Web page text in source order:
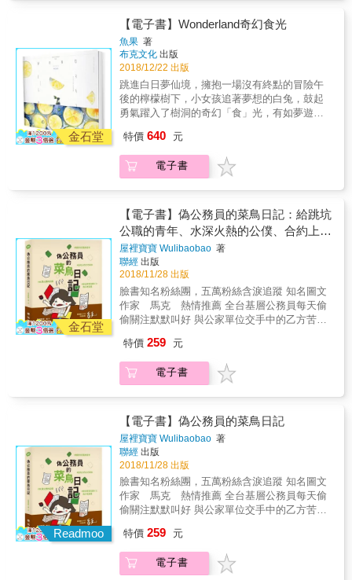
糊椒，烘烤出天馬行空的紋理 焦香的蓬鬆和扎
實，成為真摯的現實 && 夢想路上，每一頁料
理都是一場冒險 & 當你翻開《WONDERLAND
奇幻食光》的那一刻起，你也和我一起跳進了
樹洞的奇幻食光，繪本中 16 道料理插畫，每一
頁都是一場冒險，象徵著夢想路上的挫折、迷
惘和執著，在這裡想先和你分享其中幾道冒險
美食，一起讓靈感飛翔吧！ & 〈SALTED
LEMON 鹽漬檸檬〉 午後的檸檬樹下，呆坐著
收進玻璃罐子裡 放幾片檸檬和鹽，醃著 靜待白
兔出現的瞬間 & 夢想常因現實壓力而妥協，就
像封在罐子裡的浮雲，偶爾拿出來想一想又撈
醃著吧，隨著時間流逝，當初沒有實現的夢
想，味道會變得更醇熟。 &
金石堂
【電子書】Wonderland奇幻食光
魚果 著
布克文化 出版
2018/12/22 出版
跳進白日夢仙境，擁抱一場沒有終點的冒險午
後的檸檬樹下，小女孩追著夢想的白兔，鼓起
勇氣躍入了樹洞的奇幻「食」光，有如夢遊仙
頁料理都代表著「夢想」各個階段，有迷惘，
有盼望，還有不停向前的執著，在不斷追尋的
過程中，漸漸找到真實的自己。 & 夢想像蛋糕
糊椒，烘烤出天馬行空的紋理 焦香的蓬鬆和扎
實，成為真摯的現實 && 夢想路上，每一頁料
理都是一場冒險 & 當你翻開《WONDERLAND
奇幻食光》的那一刻起，你也和我一起跳進了
樹洞的奇幻食光，繪本中 16 道料理插畫，每一
頁都是一場冒險，象徵著夢想路上的挫折、迷
惘和執著，在這裡想先和你分享其中幾道冒險
美食，一起讓靈感飛翔吧！ & 〈SALTED
LEMON 鹽漬檸檬〉 午後的檸檬樹下，呆坐著
讓雲朵般的夢飄浮在藍天下片刻 然後撈起再度
兔出現的瞬間 & 夢想常因現實壓力而妥協，就
像封在罐子裡的浮雲，偶爾拿出來想一想又撈
起放回去，既然如此，那就加片檸檬加點鹽，
想，味道會變得更醇熟。 &
特價 640 元
電子書
金石堂
【電子書】偽公務員的菜鳥日記：給跳坑
公職的青年、水深火熱的公僕、合約上的
乙方苦主、對公家單位森七七的小老百姓
屋裡寶寶 Wulibaobao 著
聯經 出版
2018/11/28 出版
臉書知名粉絲團，五萬粉絲含淚追蹤 知名圖文
作家 馬克 熱情推薦 全台基層公務員每天偷
偷關注默默叫好 與公家單位交手中的乙方苦主
公部門祕辛！ 給所有默默受苦不敢抱怨的現任
公務員、憧憬考上鐵飯碗的考生、夢想改革現
況的理想青年、以及所有曾經與公家單位交手
體驗，那些曾經對公部門有著悠閒、輕鬆、緩
慢的各種想像，如今就像一個從不存在的神
話。菜鳥的每一天，就從不斷追趕著永遠沒有
終點的公文清單開始&hellip;&hellip;。 官場現
形記 在衙門待了一段時日，雖然你力圖保持公
平，才發現這個世界根本沒有公平可言，原來
每一件事，都有不能言傳的優先順序。你才發
現，當公務員好難，人生好難，求生好難。 衙
門求生指南 短短地在封閉的衙門走跳幾年，曾
後才發現，好像有一些什麼留了下來，終於你
也能侃侃而談起這一切，終於，你也能在這灘
特價 259 元
電子書
Readmoo
【電子書】偽公務員的菜鳥日記
屋裡寶寶 Wulibaobao 著
聯經 出版
2018/11/28 出版
臉書知名粉絲團，五萬粉絲含淚追蹤 知名圖文
作家 馬克 熱情推薦 全台基層公務員每天偷
偷關注默默叫好 與公家單位交手中的乙方苦主
公部門祕辛！ 給所有默默受苦不敢抱怨的現任
公務員、憧憬考上鐵飯碗的考生、夢想改革現
況的理想青年、以及所有曾經與公家單位交手
特價 259 元
電子書